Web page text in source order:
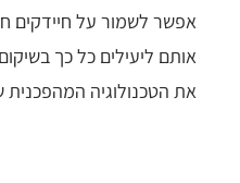
אפשר לשמור על חיידקים
אותם ליעילים כל כך
את הטכנולוגיה